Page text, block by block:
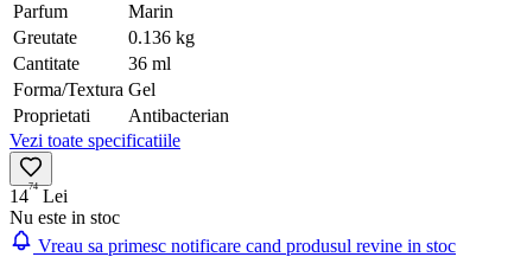
Parfum
Marin
Greutate
0.136 kg
Cantitate
36 ml
Forma/Textura Gel
Proprietati
Antibacterian
Vezi toate specificatiile
1474 Lei
Nu este in stoc
Vreau sa primesc notificare cand produsul revine in stoc